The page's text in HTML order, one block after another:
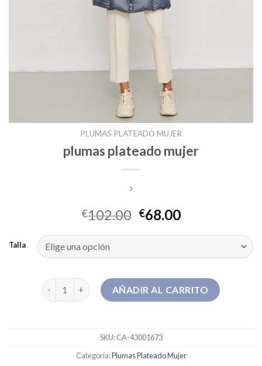
PLUMAS PLATEADO MUJER
plumas plateado mujer
€102.00 €68.00
Talla
plumas plateado mujer cantidad
AÑADIR AL CARRITO
SKU:CA-43001673
Categoría:Plumas Plateado Mujer